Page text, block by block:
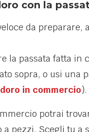
con la
da
la passata fatta in
sopra, o usi una
in commercio).
potrai
pezzi. Scegli tu a